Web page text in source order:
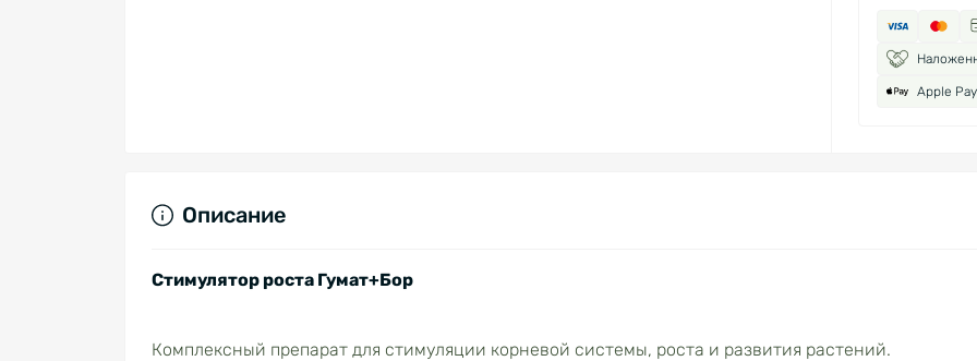
Apple Pay
Описание
Стимулятор роста Гумат+Бор
Комплексный препарат для стимуляции корневой системы, роста и развития растений.